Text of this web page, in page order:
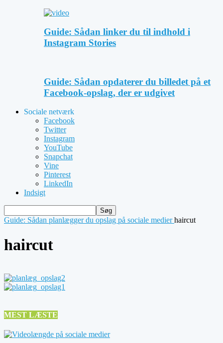
Guide: Sådan linker du til indhold i
Instagram Stories
Guide: Sådan opdaterer du billedet på et
Facebook-opslag, der er udgivet
Sociale netværk
Facebook
Twitter
Instagram
YouTube
Snapchat
Vine
Pinterest
LinkedIn
Indsigt
Guide: Sådan planlægger du opslag på sociale medier haircut
haircut
MEST LÆSTE